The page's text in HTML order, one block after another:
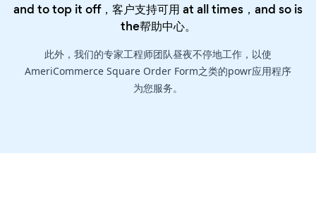
and to top it off，客户支持可用 at all times，and so is
the帮助中心。
此外，我们的专家工程师团队昼夜不停地工作，以使
AmeriCommerce Square Order Form之类的powr应用程序
为您服务。